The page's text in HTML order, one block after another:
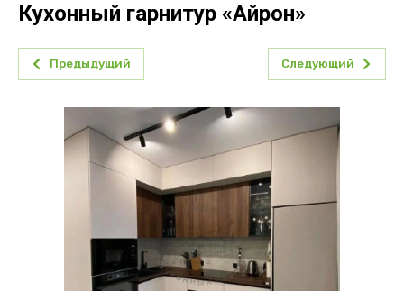
Кухонный гарнитур «Айрон»
Предыдущий Следующий